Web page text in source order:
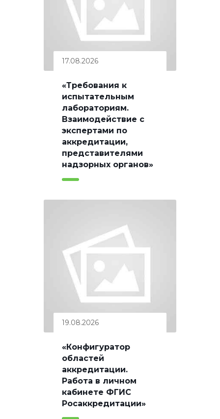
17.08.2026
«Требования к
испытательным
лабораториям.
Взаимодействие с
экспертами по
аккредитации,
представителями
надзорных органов»
19.08.2026
«Конфигуратор
областей
аккредитации.
Работа в личном
кабинете ФГИС
Росаккредитации»